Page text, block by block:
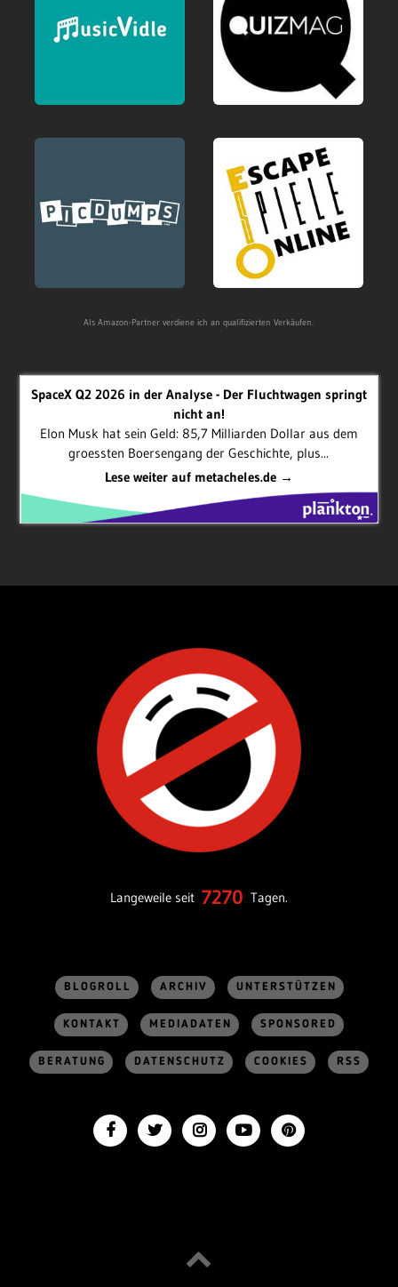
Als Amazon-Partner verdiene ich an qualifizierten Verkäufen.
SpaceX Q2 2026 in der Analyse - Der Fluchtwagen springt
nicht an!
Elon Musk hat sein Geld: 85,7 Milliarden Dollar aus dem
groessten Boersengang der Geschichte, plus...
Lese weiter auf metacheles.de →
Langeweile seit 7270 Tagen.
BLOGROLL ARCHIV UNTERSTÜTZEN
KONTAKT MEDIADATEN SPONSORED
BERATUNG DATENSCHUTZ COOKIES RSS